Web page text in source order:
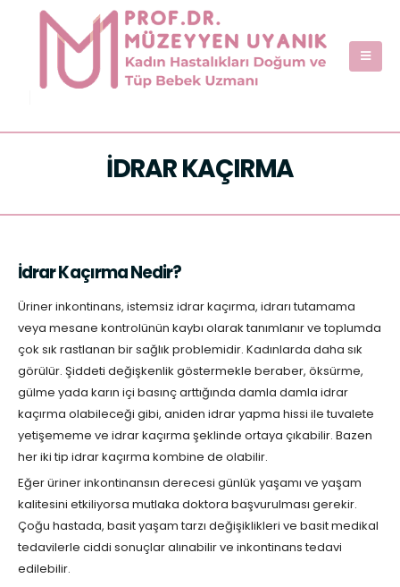
İDRAR KAÇIRMA
İdrar Kaçırma Nedir?
Üriner inkontinans, istemsiz idrar kaçırma, idrarı tutamama
veya mesane kontrolünün kaybı olarak tanımlanır ve toplumda
çok sık rastlanan bir sağlık problemidir. Kadınlarda daha sık
görülür. Şiddeti değişkenlik göstermekle beraber, öksürme,
gülme yada karın içi basınç arttığında damla damla idrar
kaçırma olabileceği gibi, aniden idrar yapma hissi ile tuvalete
yetişememe ve idrar kaçırma şeklinde ortaya çıkabilir. Bazen
her iki tip idrar kaçırma kombine de olabilir.
Eğer üriner inkontinansın derecesi günlük yaşamı ve yaşam
kalitesini etkiliyorsa mutlaka doktora başvurulması gerekir.
Çoğu hastada, basit yaşam tarzı değişiklikleri ve basit medikal
tedavilerle ciddi sonuçlar alınabilir ve inkontinans tedavi
edilebilir.